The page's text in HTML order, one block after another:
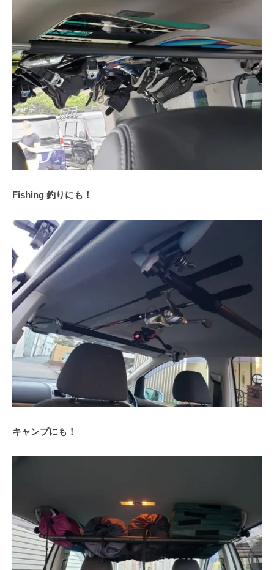
Fishing 釣りにも！
キャンプにも！